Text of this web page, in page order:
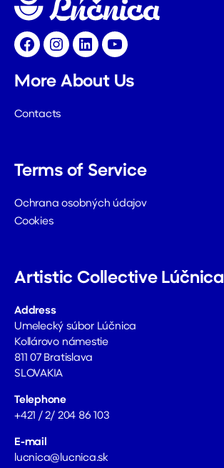
FacebookInstagramLinkedInYouTube
More About Us
Contacts
Terms of Service
Ochrana osobných údajov
Cookies
Artistic Collective Lúčnica
Address
Umelecký súbor Lúčnica
Kollárovo námestie
811 07 Bratislava
SLOVAKIA
Telephone
+421 / 2/ 204 86 103
E-mail
lucnica@lucnica.sk